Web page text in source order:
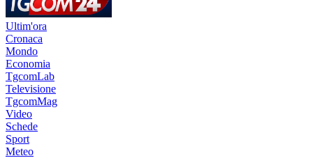
Ultim'ora
Cronaca
Mondo
Economia
TgcomLab
Televisione
TgcomMag
Video
Schede
Sport
Meteo